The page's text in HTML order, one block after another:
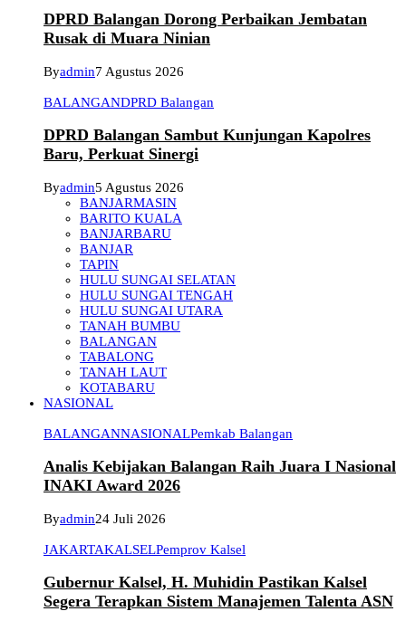
DPRD Balangan Dorong Perbaikan Jembatan
Rusak di Muara Ninian
Byadmin7 Agustus 2026
BALANGANDPRD Balangan
DPRD Balangan Sambut Kunjungan Kapolres
Baru, Perkuat Sinergi
Byadmin5 Agustus 2026
BANJARMASIN
BARITO KUALA
BANJARBARU
BANJAR
TAPIN
HULU SUNGAI SELATAN
HULU SUNGAI TENGAH
HULU SUNGAI UTARA
TANAH BUMBU
BALANGAN
TABALONG
TANAH LAUT
KOTABARU
NASIONAL
BALANGANNASIONALPemkab Balangan
Analis Kebijakan Balangan Raih Juara I Nasional
INAKI Award 2026
Byadmin24 Juli 2026
JAKARTAKALSELPemprov Kalsel
Gubernur Kalsel, H. Muhidin Pastikan Kalsel
Segera Terapkan Sistem Manajemen Talenta ASN